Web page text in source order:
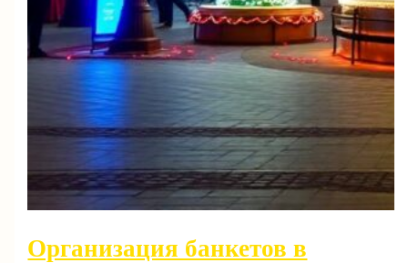
Организация банкетов в